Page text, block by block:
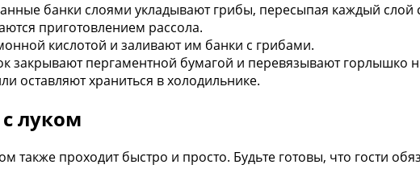
банки слоями укладывают грибы, пересыпая каждый слой
приготовлением рассола.
кислотой и заливают им банки с грибами.
закрывают пергаментной бумагой и перевязывают горлышко
оставляют храниться в холодильнике.
луком
также проходит быстро и просто. Будьте готовы, что гости